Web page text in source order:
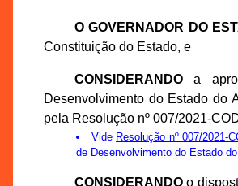
O GOVERNADOR DO
Constituição do Estado, e
CONSIDERANDOa
Desenvolvimento do Estado do
pela Resolução nº 007/2021-
Vide Resolução nº 007/2021-
de Desenvolvimento do Estado
CONSIDERANDOo